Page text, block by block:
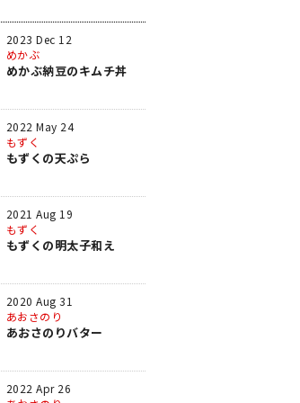
2023 Dec 12
めかぶ
めかぶ納豆のキムチ丼
2022 May 24
もずく
もずくの天ぷら
2021 Aug 19
もずく
もずくの明太子和え
2020 Aug 31
あおさのり
あおさのりバター
2022 Apr 26